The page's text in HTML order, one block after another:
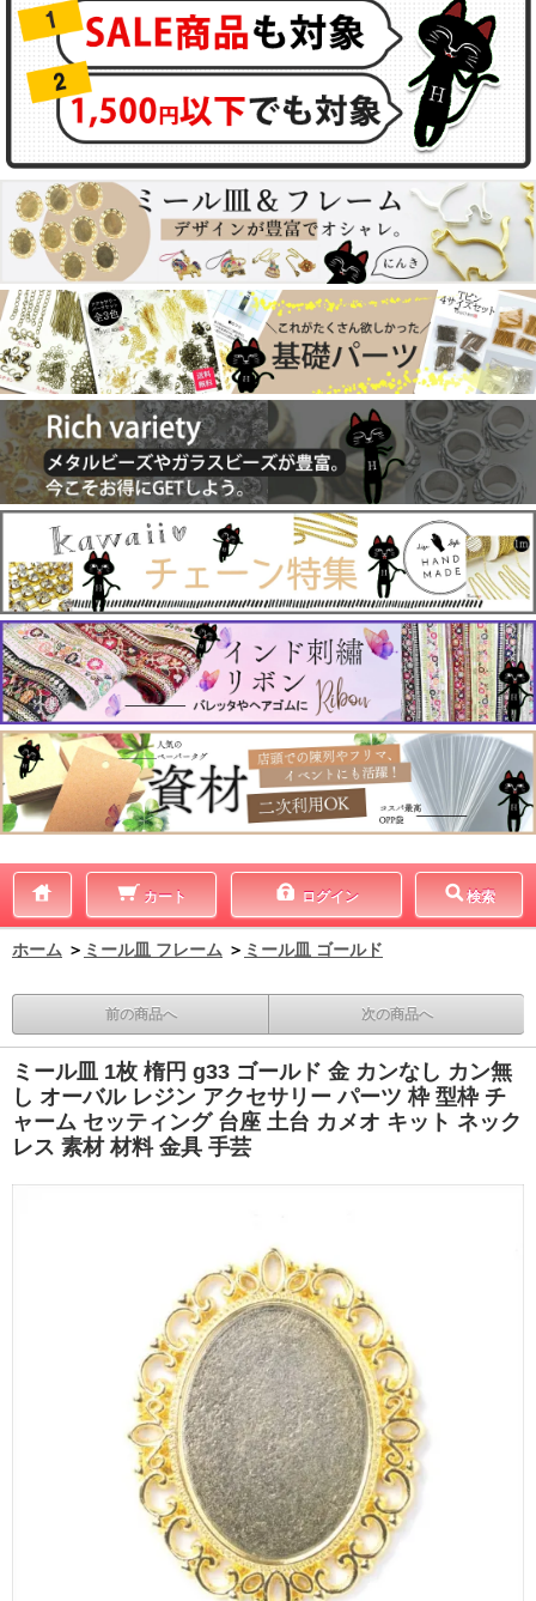
カート ログイン 検索
ホーム ＞ ミール皿 フレーム ＞ ミール皿 ゴールド
前の商品へ 次の商品へ
ミール皿 1枚 楕円 g33 ゴールド 金 カンなし カン無
し オーバル レジン アクセサリー パーツ 枠 型枠 チ
ャーム セッティング 台座 土台 カメオ キット ネック
レス 素材 材料 金具 手芸